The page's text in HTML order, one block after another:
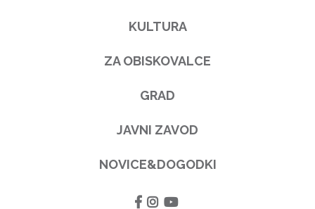
KULTURA
ZA OBISKOVALCE
GRAD
JAVNI ZAVOD
NOVICE&DOGODKI